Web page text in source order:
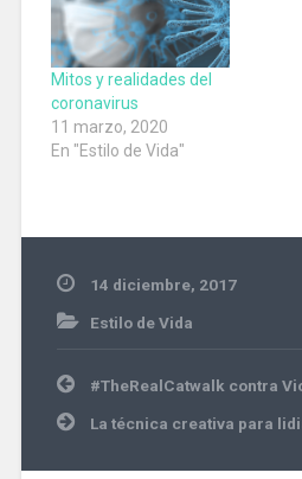
Mitos y realidades del
coronavirus
11 marzo, 2020
En "Estilo de Vida"
14 diciembre, 2017
Estilo de Vida
Navegación
de
entradas
#TheRealCatwalk contra
La técnica creativa para